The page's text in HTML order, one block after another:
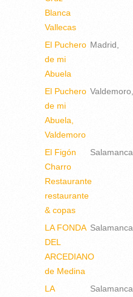
Blanca
Vallecas
El Puchero
de mi
Abuela
Madrid
El Puchero
de mi
Abuela,
Valdemoro
Valdemoro
El Figón
Charro
Restaurante
restaurante
& copas
Salamanca
LA FONDA
DEL
ARCEDIANO
de Medina
Salamanca
LA
Salamanca